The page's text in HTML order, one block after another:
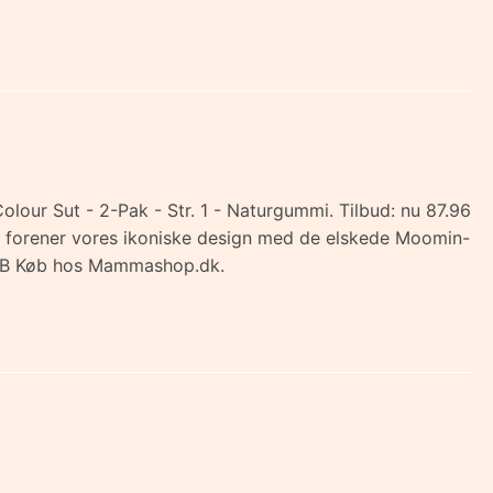
Sut - 2-Pak - Str. 1 - Naturgummi. Tilbud: nu 87.96
vores ikoniske design med de elskede Moomin-
Køb hos Mammashop.dk.